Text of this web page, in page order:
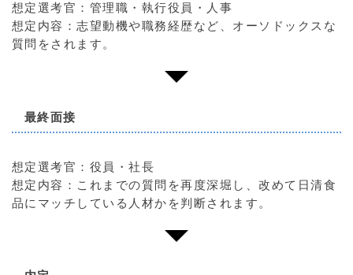
想定選考官：管理職・執行役員・人事
想定内容：志望動機や職務経歴など、オーソドックスな
質問をされます。
最終面接
想定選考官：役員・社長
想定内容：これまでの質問を再度深堀し、改めて日清食
品にマッチしている人材かを判断されます。